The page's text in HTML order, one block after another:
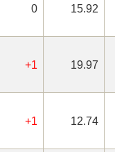
0 15.92
+1 19.97
+1 12.74